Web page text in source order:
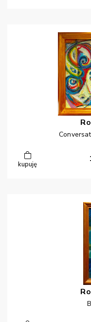
kupuję